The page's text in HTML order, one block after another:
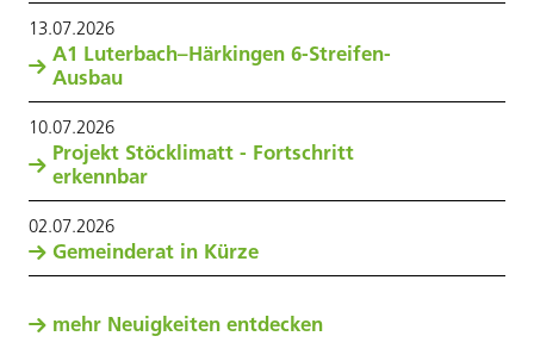
13.07.2026
A1 Luterbach–Härkingen 6-Streifen-
Ausbau
10.07.2026
Projekt Stöcklimatt - Fortschritt
erkennbar
02.07.2026
Gemeinderat in Kürze
mehr Neuigkeiten entdecken